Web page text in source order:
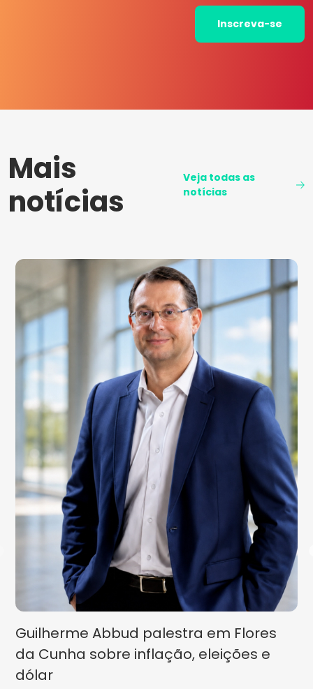
Inscreva-se
Mais
notícias
Veja todas as
notícias
Guilherme Abbud palestra em Flores
da Cunha sobre inflação, eleições e
dólar